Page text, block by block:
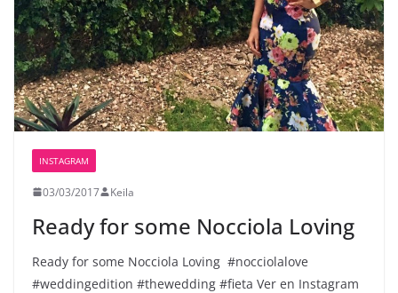
INSTAGRAM
03/03/2017 Keila
Ready for some Nocciola Loving ️️️️
Ready for some Nocciola Loving ️️️️ #nocciolalove
#weddingedition #thewedding #fieta Ver en Instagram